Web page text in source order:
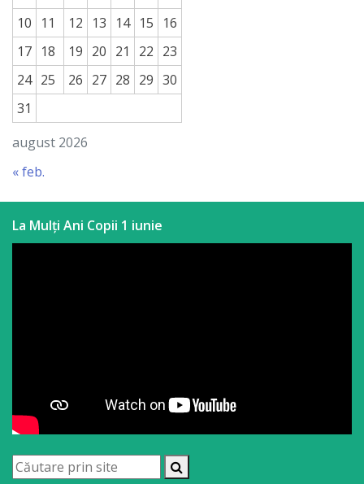
august 2026
10
11 12 13 14 15
16
17 18 19 20 21 22 23
24 25 26 27 28 29 30
31
« feb.
La Mulți Ani Copii 1 iunie